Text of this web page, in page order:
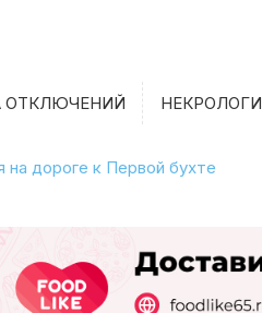
ОТКЛЮЧЕНИЙ НЕКРОЛОГИ
на дороге к Первой бухте